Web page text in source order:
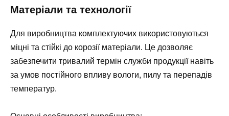
Матеріали та технології
Для виробництва комплектуючих використовуються
міцні та стійкі до корозії матеріали. Це дозволяє
забезпечити тривалий термін служби продукції навіть
за умов постійного впливу вологи, пилу та перепадів
температур.